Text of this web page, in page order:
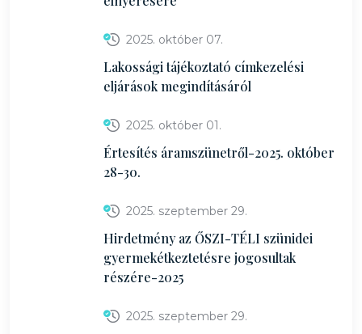
2025. október 07.
Lakossági tájékoztató címkezelési
eljárások megindításáról
2025. október 01.
Értesítés áramszünetről-2025. október
28-30.
2025. szeptember 29.
Hirdetmény az ŐSZI-TÉLI szünidei
gyermekétkeztetésre jogosultak
részére-2025
2025. szeptember 29.